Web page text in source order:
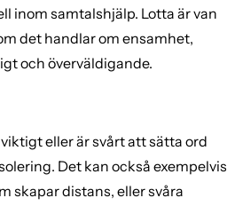
inom samtalshjälp. Lotta är van
det handlar om ensamhet,
och överväldigande.
eller är svårt att sätta ord
Det kan också exempelvis
skapar distans, eller svåra